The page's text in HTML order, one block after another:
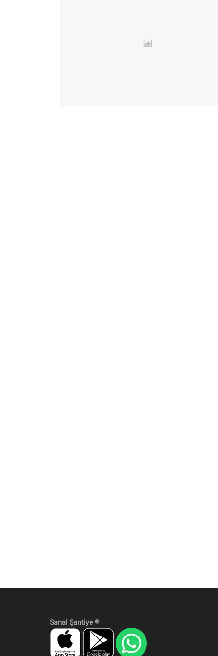
Sanal Şantiye ®